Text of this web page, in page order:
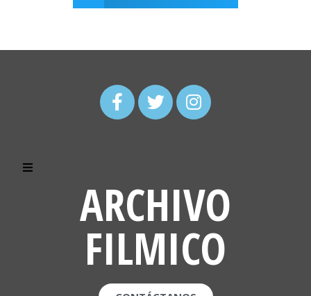
ARCHIVO
FILMICO